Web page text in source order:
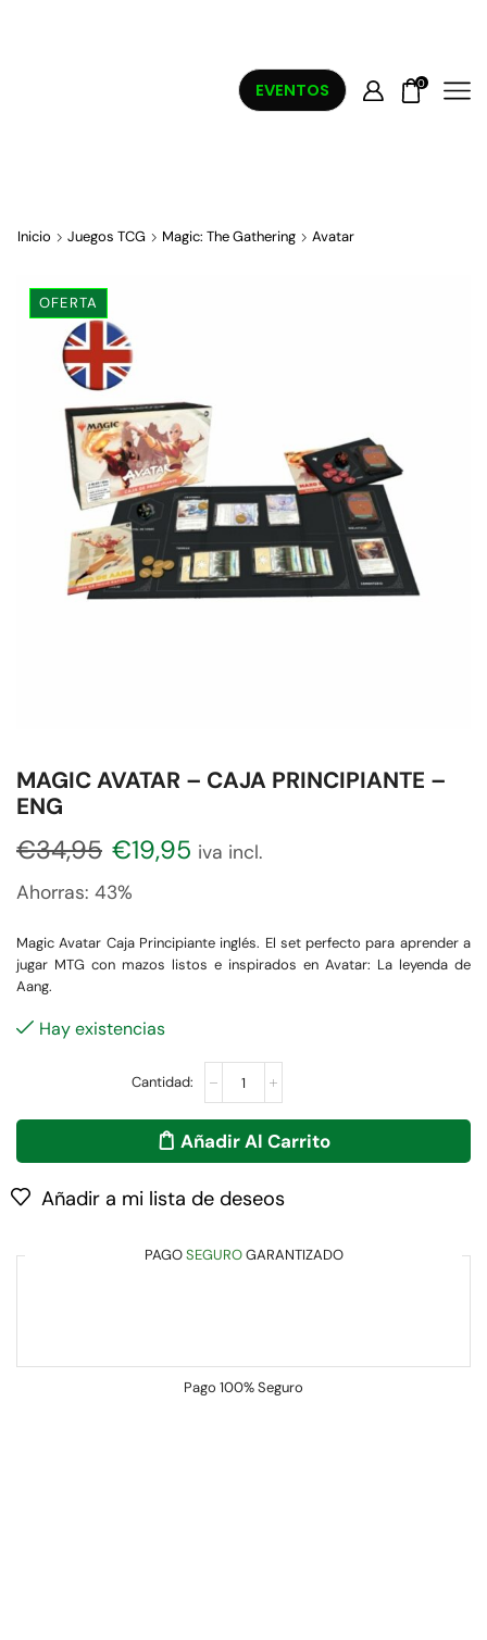
EVENTOS 0
Inicio Juegos TCG Magic: The Gathering Avatar
OFERTA
MAGIC AVATAR – CAJA PRINCIPIANTE –
ENG
€34,95 €19,95 iva incl.
Ahorras: 43%
Magic Avatar Caja Principiante inglés. El set perfecto para aprender a
jugar MTG con mazos listos e inspirados en Avatar: La leyenda de
Aang.
Hay existencias
Añadir Al Carrito
Añadir a mi lista de deseos
PAGOSEGUROGARANTIZADO
Pago 100% Seguro